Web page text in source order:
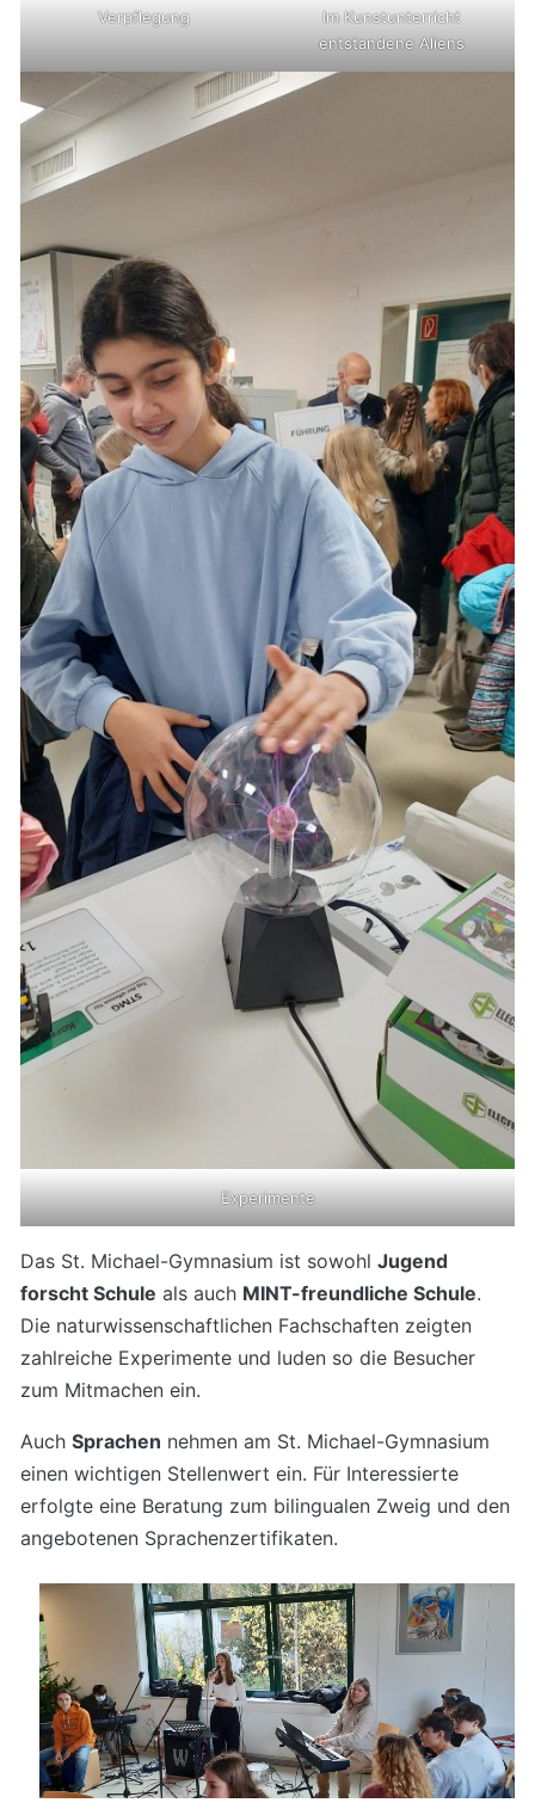
Verpflegung
Im Kunstunterricht
entstandene Aliens
Experimente
Das St. Michael-Gymnasium ist sowohl Jugend
forscht Schule als auch MINT-freundliche Schule.
Die naturwissenschaftlichen Fachschaften zeigten
zahlreiche Experimente und luden so die Besucher
zum Mitmachen ein.
Auch Sprachen nehmen am St. Michael-Gymnasium
einen wichtigen Stellenwert ein. Für Interessierte
erfolgte eine Beratung zum bilingualen Zweig und den
angebotenen Sprachenzertifikaten.